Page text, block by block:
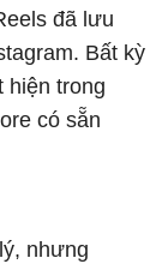
đã lưu
Bất kỳ
hiện trong
có sẵn
nhưng